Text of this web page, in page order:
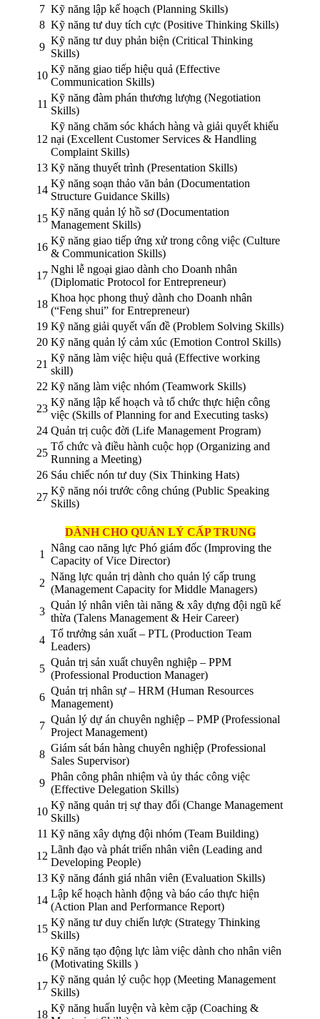
7 Kỹ năng lập kế hoạch (Planning Skills)
8 Kỹ năng tư duy tích cực (Positive Thinking Skills)
9
Kỹ năng tư duy phản biện (Critical Thinking
Skills)
10
Kỹ năng giao tiếp hiệu quả (Effective
Communication Skills)
11
Kỹ năng đàm phán thương lượng (Negotiation
Skills)
12
Kỹ năng chăm sóc khách hàng và giải quyết khiếu
nại (Excellent Customer Services & Handling
Complaint Skills)
13 Kỹ năng thuyết trình (Presentation Skills)
14
Kỹ năng soạn thảo văn bản (Documentation
Structure Guidance Skills)
15
Kỹ năng quản lý hồ sơ (Documentation
Management Skills)
16
Kỹ năng giao tiếp ứng xử trong công việc (Culture
& Communication Skills)
17
Nghi lễ ngoại giao dành cho Doanh nhân
(Diplomatic Protocol for Entrepreneur)
18
Khoa học phong thuỷ dành cho Doanh nhân
(“Feng shui” for Entrepreneur)
19 Kỹ năng giải quyết vấn đề (Problem Solving Skills)
20 Kỹ năng quản lý cảm xúc (Emotion Control Skills)
21
Kỹ năng làm việc hiệu quả (Effective working
skill)
22 Kỹ năng làm việc nhóm (Teamwork Skills)
23
Kỹ năng lập kế hoạch và tổ chức thực hiện công
việc (Skills of Planning for and Executing tasks)
24 Quản trị cuộc đời (Life Management Program)
25
Tổ chức và điều hành cuộc họp (Organizing and
Running a Meeting)
26 Sáu chiếc nón tư duy (Six Thinking Hats)
27
Kỹ năng nói trước công chúng (Public Speaking
Skills)
DÀNH CHO QUẢN LÝ CẤP TRUNG
1
Nâng cao năng lực Phó giám đốc (Improving the
Capacity of Vice Director)
2
Năng lực quản trị dành cho quản lý cấp trung
(Management Capacity for Middle Managers)
3
Quản lý nhân viên tài năng & xây dựng đội ngũ kế
thừa (Talens Management & Heir Career)
4
Tổ trưởng sản xuất – PTL (Production Team
Leaders)
5
Quản trị sản xuất chuyên nghiệp – PPM
(Professional Production Manager)
6
Quản trị nhân sự – HRM (Human Resources
Management)
7
Quản lý dự án chuyên nghiệp – PMP (Professional
Project Management)
8
Giám sát bán hàng chuyên nghiệp (Professional
Sales Supervisor)
9
Phân công phân nhiệm và ủy thác công việc
(Effective Delegation Skills)
10
Kỹ năng quản trị sự thay đổi (Change Management
Skills)
11 Kỹ năng xây dựng đội nhóm (Team Building)
12
Lãnh đạo và phát triển nhân viên (Leading and
Developing People)
13 Kỹ năng đánh giá nhân viên (Evaluation Skills)
14
Lập kế hoạch hành động và báo cáo thực hiện
(Action Plan and Performance Report)
15
Kỹ năng tư duy chiến lược (Strategy Thinking
Skills)
16
Kỹ năng tạo động lực làm việc dành cho nhân viên
(Motivating Skills )
17
Kỹ năng quản lý cuộc họp (Meeting Management
Skills)
18
Kỹ năng huấn luyện và kèm cặp (Coaching &